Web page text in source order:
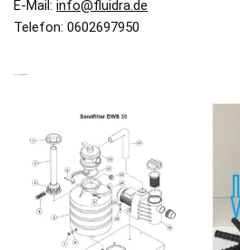
E-Mail: info@fluidra.de
Telefon: 0602697950